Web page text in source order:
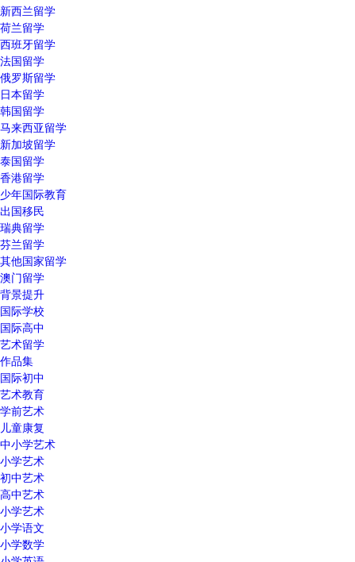
新西兰留学
荷兰留学
西班牙留学
法国留学
俄罗斯留学
日本留学
韩国留学
马来西亚留学
新加坡留学
泰国留学
香港留学
少年国际教育
出国移民
瑞典留学
芬兰留学
其他国家留学
澳门留学
背景提升
国际学校
国际高中
艺术留学
作品集
国际初中
艺术教育
学前艺术
儿童康复
中小学艺术
小学艺术
初中艺术
高中艺术
小学艺术
小学语文
小学数学